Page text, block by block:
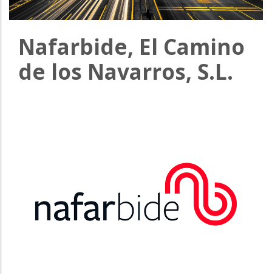
la
navegación
Nafarbide, El Camino
de los Navarros, S.L.